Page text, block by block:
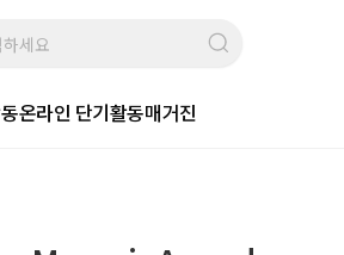
온라인 단기활동매거진